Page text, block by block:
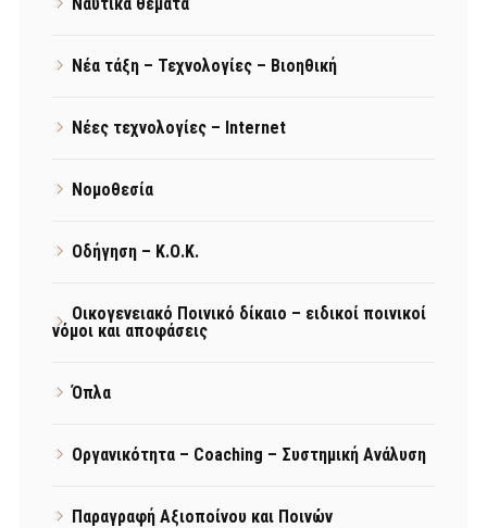
Νέα τάξη – Τεχνολογίες – Βιοηθική
Νέες τεχνολογίες – Internet
Νομοθεσία
Οδήγηση – Κ.Ο.Κ.
Οικογενειακό Ποινικό δίκαιο – ειδικοί ποινικοί
νόμοι και αποφάσεις
Όπλα
Οργανικότητα – Coaching – Συστημική Ανάλυση
Παραγραφή Αξιοποίνου και Ποινών